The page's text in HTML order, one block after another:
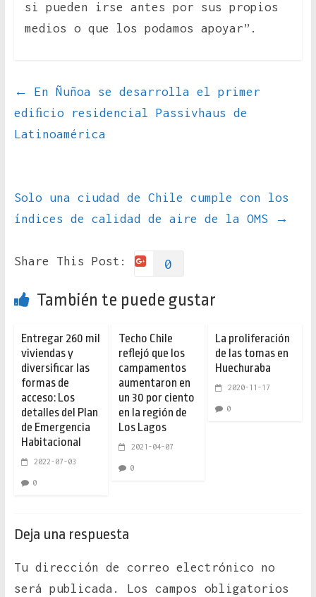
si pueden irse antes por sus propios
medios o que los podamos apoyar”.
←
En Ñuñoa se desarrolla el primer
ediﬁcio residencial Passivhaus de
Latinoamérica
Solo una ciudad de Chile cumple con los
índices de calidad de aire de la OMS
→
Share This Post: 0
También te puede gustar
Entregar 260 mil
viviendas y
diversificar las
formas de
acceso: Los
detalles del Plan
de Emergencia
Habitacional
2022-07-03
0
Techo Chile
reflejó que los
campamentos
aumentaron en
un 30 por ciento
en la región de
Los Lagos
2021-04-07
0
La proliferación
de las tomas en
Huechuraba
2020-11-17
0
Deja una respuesta
Tu dirección de correo electrónico no
será publicada.
Los campos obligatorios